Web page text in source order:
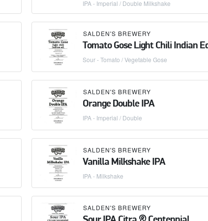
IPA - Imperial / Double Milkshake
SALDEN'S BREWERY
Tomato Gose Light Chili Indian
Sour - Tomato / Vegetable Gose
SALDEN'S BREWERY
Orange Double IPA
IPA - Imperial / Double
SALDEN'S BREWERY
Vanilla Milkshake IPA
IPA - Milkshake
SALDEN'S BREWERY